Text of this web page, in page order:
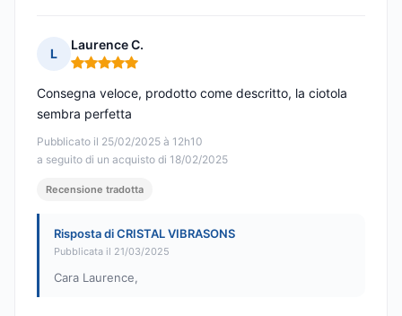
L
Laurence C.
Nota: 5 su 5
Pubblicato il 25/02/2025 à 12h10
a seguito di un acquisto di 18/02/2025
Consegna veloce, prodotto come descritto, la ciotola
sembra perfetta
Recensione tradotta
Risposta di CRISTAL VIBRASONS
Pubblicata il 21/03/2025
Cara Laurence,